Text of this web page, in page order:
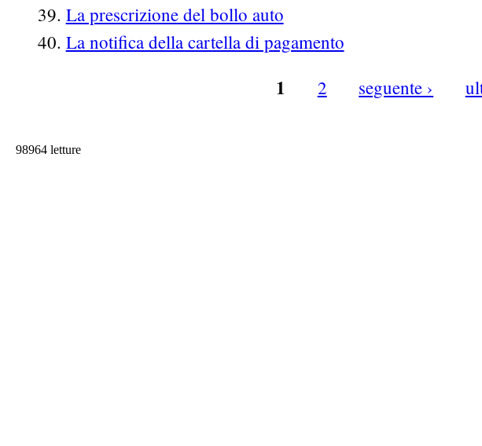
La prescrizione del bollo auto
La notifica della cartella di pagamento
1 2 seguente ›
98964 letture